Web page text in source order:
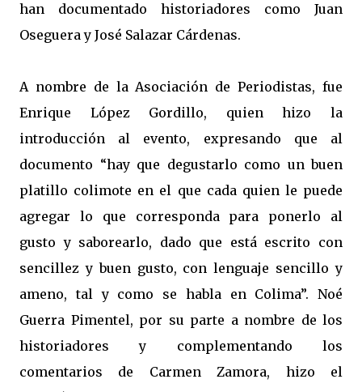
han documentado historiadores como Juan
Oseguera y José Salazar Cárdenas.
A nombre de la Asociación de Periodistas, fue
Enrique López Gordillo, quien hizo la
introducción al evento, expresando que al
documento “hay que degustarlo como un buen
platillo colimote en el que cada quien le puede
agregar lo que corresponda para ponerlo al
gusto y saborearlo, dado que está escrito con
sencillez y buen gusto, con lenguaje sencillo y
ameno, tal y como se habla en Colima”. Noé
Guerra Pimentel, por su parte a nombre de los
historiadores y complementando los
comentarios de Carmen Zamora, hizo el